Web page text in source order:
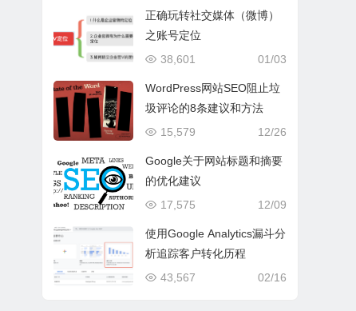
正确玩转社交媒体（微博）
之账号定位
01/03
38,601
WordPress网站SEO阻止垃
圾评论的8条建议和方法
12/26
15,579
Google关于网站标题和摘要
的优化建议
12/09
17,575
使用Google Analytics漏斗分
析追踪客户转化历程
02/16
43,567